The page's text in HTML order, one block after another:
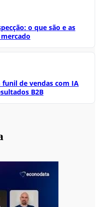
o que são e as
de vendas com IA
B2B